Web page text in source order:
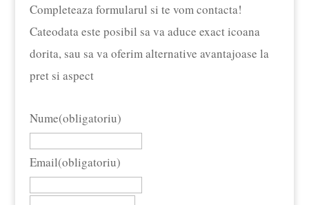
Completeaza formularul si te vom contacta!
Cateodata este posibil sa va aduce exact icoana
dorita, sau sa va oferim alternative avantajoase la
pret si aspect
Nume(obligatoriu)
Email(obligatoriu)